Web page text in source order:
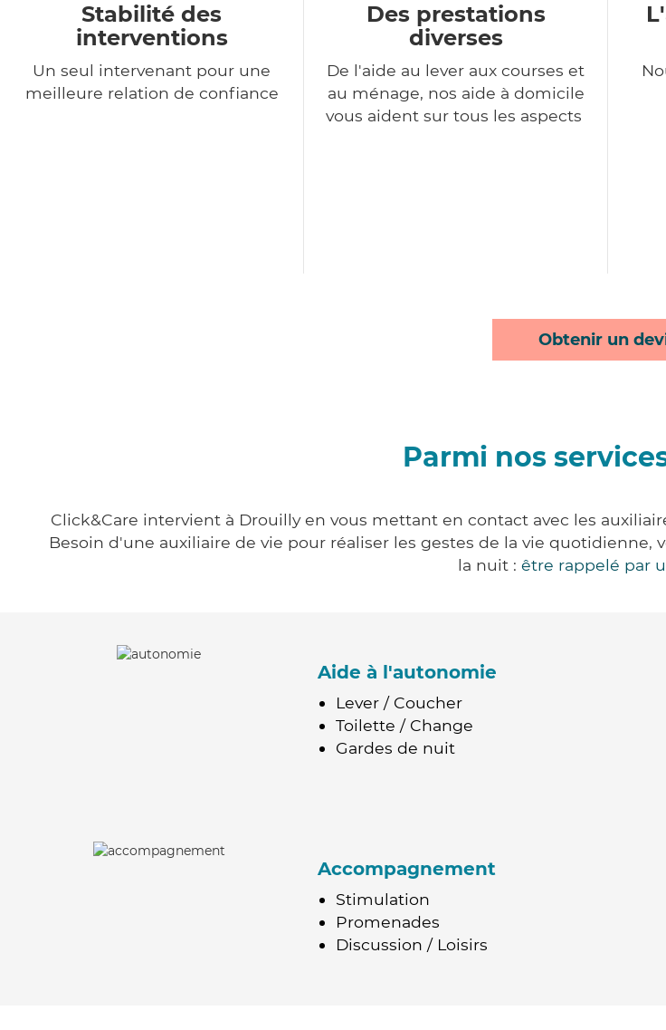
Stabilité des
interventions
Un seul intervenant pour une
meilleure relation de confiance
Des prestations
diverses
De l'aide au lever aux courses et
au ménage, nos aide à domicile
vous aident sur tous les aspects
Obtenir un
Parmi nos
Click&Care intervient à Drouilly en vous mettant en contact avec les
Besoin d'une auxiliaire de vie pour réaliser les gestes de la vie
la nuit : être rappelé par
Aide à l'autonomie
Lever / Coucher
Toilette / Change
Gardes de nuit
Accompagnement
Stimulation
Promenades
Discussion / Loisirs